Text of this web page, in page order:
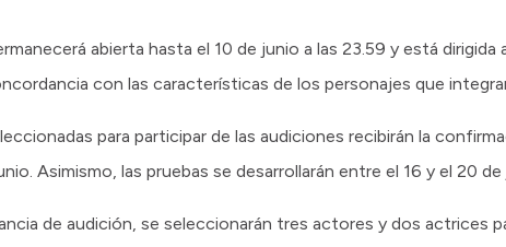
abierta hasta el 10 de junio a las 23.59 y está
con las características de los personajes que
para participar de las audiciones recibirán la
Asimismo, las pruebas se desarrollarán entre el 16 y el 20
de audición, se seleccionarán tres actores y dos actrices